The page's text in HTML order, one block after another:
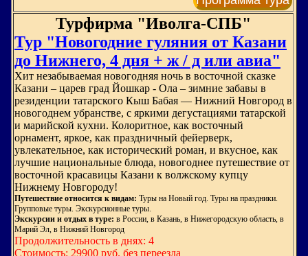
Турфирма "Иволга-СПБ"
Тур "Новогодние гуляния от Казани
до Нижнего, 4 дня + ж / д или авиа"
Хит незабываемая новогодняя ночь в восточной сказке
Казани – царев град Йошкар - Ола – зимние забавы в
резиденции татарского Кыш Бабая — Нижний Новгород в
новогоднем убранстве, с яркими дегустациями татарской
и марийской кухни. Колоритное, как восточный
орнамент, яркое, как праздничный фейерверк,
увлекательное, как исторический роман, и вкусное, как
лучшие национальные блюда, новогоднее путешествие от
восточной красавицы Казани к волжскому купцу
Нижнему Новгороду!
Путешествие относится к видам: Туры на Новый год. Туры на праздники.
Групповые туры. Экскурсионные туры.
Экскурсии и отдых в туре: в России, в Казань, в Нижегородскую область, в
Марий Эл, в Нижний Новгород
Продолжительность в днях: 4
Стоимость: 29900 руб. без переезда